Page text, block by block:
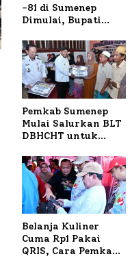
-81 di Sumenep
Dimulai, Bupati
Doa untuk Korban
Kapal Terbakar
Pemkab Sumenep
Mulai Salurkan BLT
DBHCHT untuk
Tani Tembakau
Belanja Kuliner
Cuma Rp1 Pakai
QRIS, Cara Pemkab